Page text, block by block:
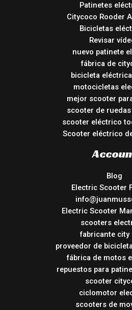
Patinetes
Citycoco Rooder
Bicicletas
Revisar
nuevo patinete
fábrica de
bicicleta
motocicletas
mejor scooter
scooter de
scooter eléctrico
Scooter eléctrico
Blog
Electric Scooter
Electric Scooter
scooters
fabricante city
proveedor de
fábrica de motos
repuestos para
scooter
ciclomotor
scooters de